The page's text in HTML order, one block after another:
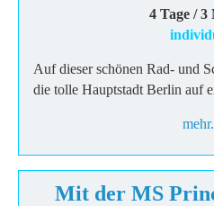
4 Tage / 3
Auf dieser schönen Rad- und
die tolle Hauptstadt Berlin auf
Mit der MS